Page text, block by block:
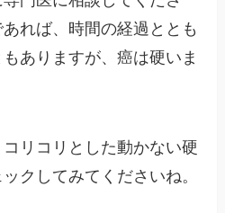
れば、時間の経過ととも
ありますが、癌は硬いま
リコリとした動かない硬
クしてみてくださいね。